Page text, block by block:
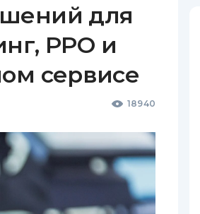
для
РРО и
сервисе
18940